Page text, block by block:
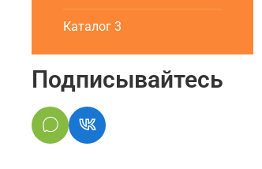
Каталог 3
Подписывайтесь